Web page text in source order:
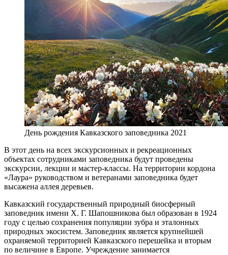
День рождения Кавказского заповедника 2021
В этот день на всех экскурсионных и рекреационных
объектах сотрудниками заповедника будут проведены
экскурсии, лекции и мастер-классы. На территории кордона
«Лаура» руководством и ветеранами заповедника будет
высажена аллея деревьев.
Кавказский государственный природный биосферный
заповедник имени Х. Г. Шапошникова был образован в 1924
году с целью сохранения популяции зубра и эталонных
природных экосистем. Заповедник является крупнейшей
охраняемой территорией Кавказского перешейка и вторым
по величине в Европе. Учреждение занимается